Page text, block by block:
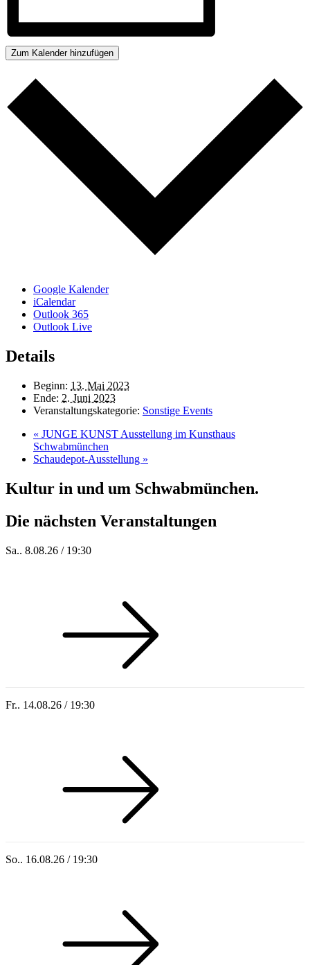
Zum Kalender hinzufügen
Google Kalender
iCalendar
Outlook 365
Outlook Live
Details
Beginn: 13. Mai 2023
Ende: 2. Juni 2023
Veranstaltungskategorie: Sonstige Events
« JUNGE KUNST Ausstellung im Kunsthaus
Schwabmünchen
Schaudepot-Ausstellung »
Kultur in und um Schwabmünchen.
Die nächsten Veranstaltungen
Sa.. 8.08.26 / 19:30
Fr.. 14.08.26 / 19:30
So.. 16.08.26 / 19:30